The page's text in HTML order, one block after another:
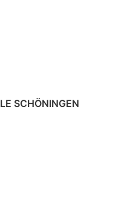
SCHÖNINGEN